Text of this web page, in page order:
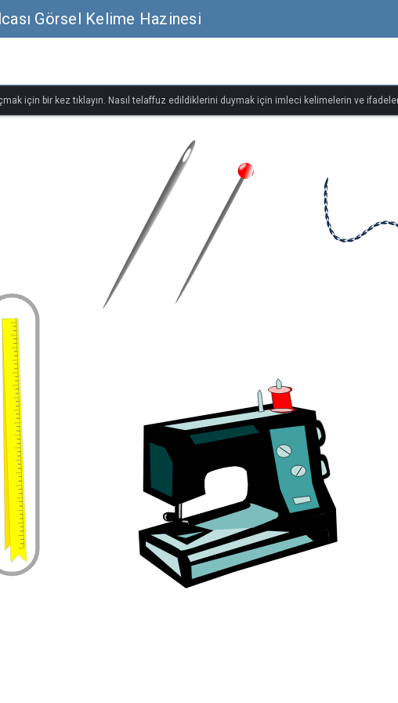
Görsel Kelime Hazinesi
için bir kez tıklayın. Nasıl telaffuz edildiklerini duymak için imleci kelimelerin ve